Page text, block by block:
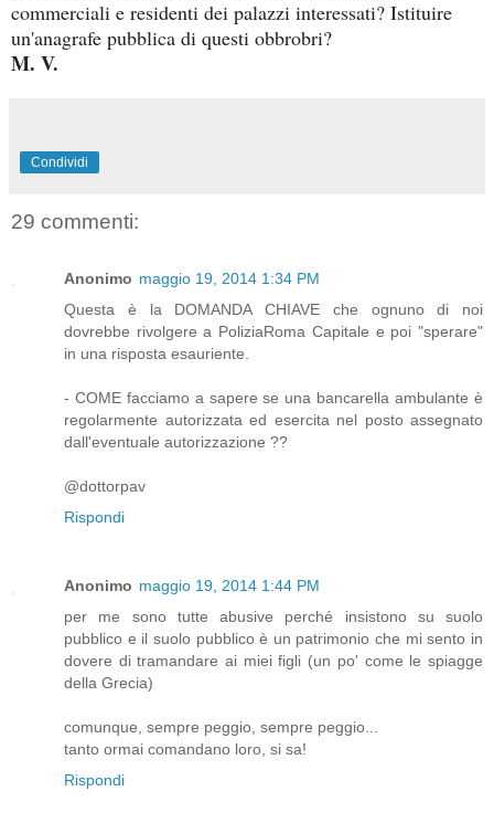
commerciali e residenti dei palazzi interessati? Istituire
un'anagrafe pubblica di questi obbrobri?
M. V.
Condividi
29 commenti:
Anonimo maggio 19, 2014 1:34 PM
Questa è la DOMANDA CHIAVE che ognuno di noi
dovrebbe rivolgere a PoliziaRoma Capitale e poi "sperare"
in una risposta esauriente.
- COME facciamo a sapere se una bancarella ambulante è
regolarmente autorizzata ed esercita nel posto assegnato
dall'eventuale autorizzazione ??
@dottorpav
Rispondi
Anonimo maggio 19, 2014 1:44 PM
per me sono tutte abusive perché insistono su suolo
pubblico e il suolo pubblico è un patrimonio che mi sento in
dovere di tramandare ai miei figli (un po' come le spiagge
della Grecia)
comunque, sempre peggio, sempre peggio...
tanto ormai comandano loro, si sa!
Rispondi